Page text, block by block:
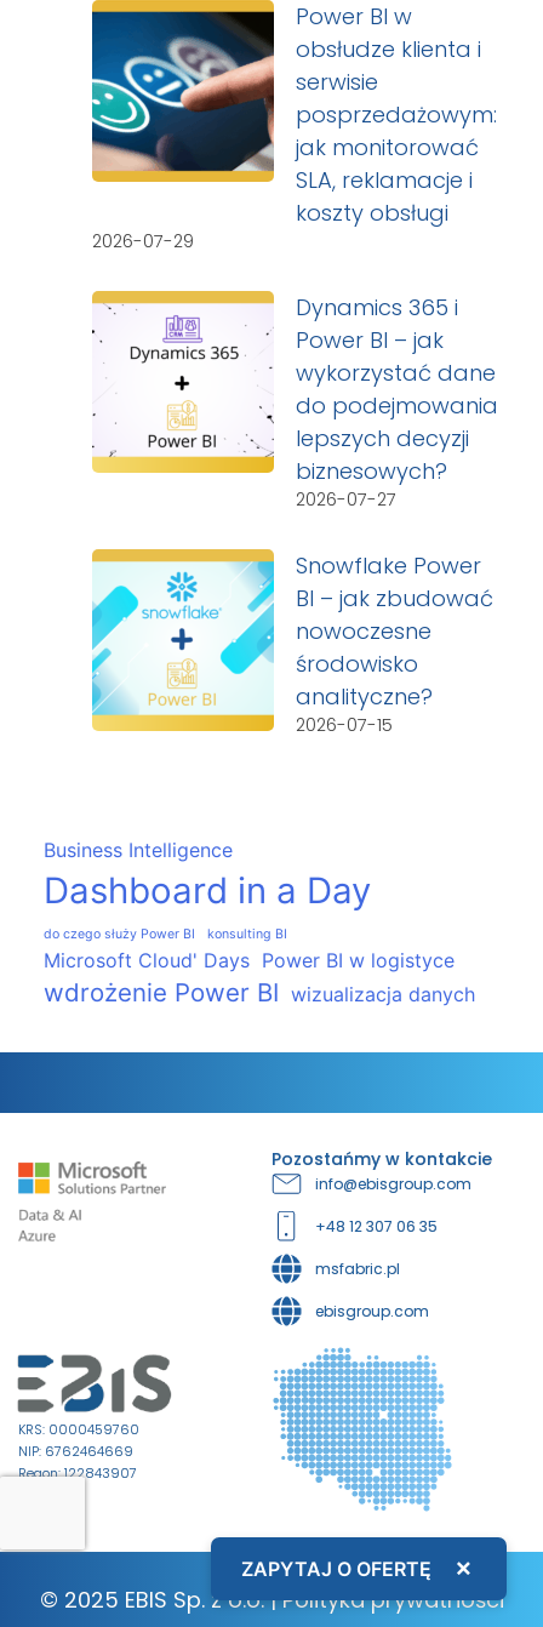
Power BI w
obsłudze klienta i
serwisie
posprzedażowym:
jak monitorować
SLA, reklamacje i
koszty obsługi
2026-07-29
Dynamics 365 i
Power BI – jak
wykorzystać dane
do podejmowania
lepszych decyzji
biznesowych?
2026-07-27
Snowflake Power
BI – jak zbudować
nowoczesne
środowisko
analityczne?
2026-07-15
Business Intelligence
Dashboard in a Day
do czego służy Power BI konsulting BI
Microsoft Cloud' Days Power BI w logistyce
wdrożenie Power BI wizualizacja danych
Pozostańmy w kontakcie
info@ebisgroup.com
+48 12 307 06 35
msfabric.pl
ebisgroup.com
KRS: 0000459760
NIP: 6762464669
Regon: 122843907
© 2025 EBIS Sp. z o.o. |Polityka prywatności
ZAPYTAJ O OFERTĘ ×